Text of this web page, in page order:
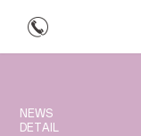
NEWS
DETAIL